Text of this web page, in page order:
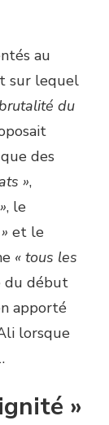
au
sur lequel
du
des
»,
, le
et le
« tous les
du début
apporté
lorsque
»